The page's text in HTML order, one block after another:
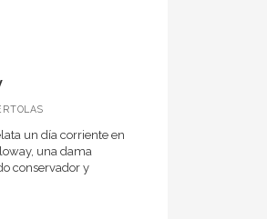
un día corriente en
una dama
conservador y